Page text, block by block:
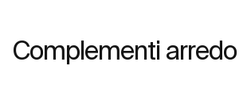
Complementi arredo